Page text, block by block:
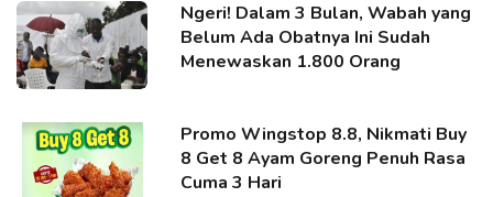
Ngeri! Dalam 3 Bulan, Wabah yang
Belum Ada Obatnya Ini Sudah
Menewaskan 1.800 Orang
Promo Wingstop 8.8, Nikmati Buy
8 Get 8 Ayam Goreng Penuh Rasa
Cuma 3 Hari